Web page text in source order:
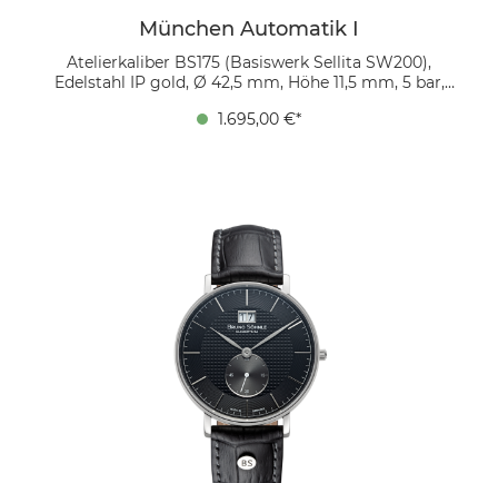
München Automatik I
Atelierkaliber BS175 (Basiswerk Sellita SW200),
Edelstahl IP gold, Ø 42,5 mm, Höhe 11,5 mm, 5 bar,
Faltschließe
1.695,00 €*